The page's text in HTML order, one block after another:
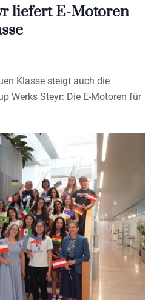
liefert E-Motoren
Klasse steigt auch die
Werks Steyr: Die E-Motoren für